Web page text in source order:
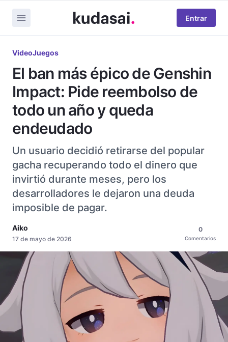
Entrar
VideoJuegos
El ban más épico de Genshin
Impact: Pide reembolso de
todo un año y queda
endeudado
Un usuario decidió retirarse del popular
gacha recuperando todo el dinero que
invirtió durante meses, pero los
desarrolladores le dejaron una deuda
imposible de pagar.
Aiko
17 de mayo de 2026
0
Comentarios